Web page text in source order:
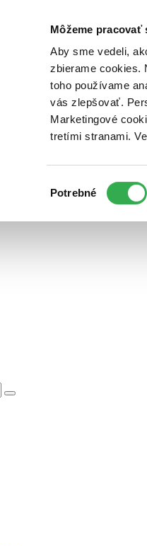
Môžeme pracovať
Aby sme vedeli,
zbierame cookies.
toho používame
vás zlepšovať.
Marketingové
tretími stranami.
súhlasu
Potrebné
Poukážky